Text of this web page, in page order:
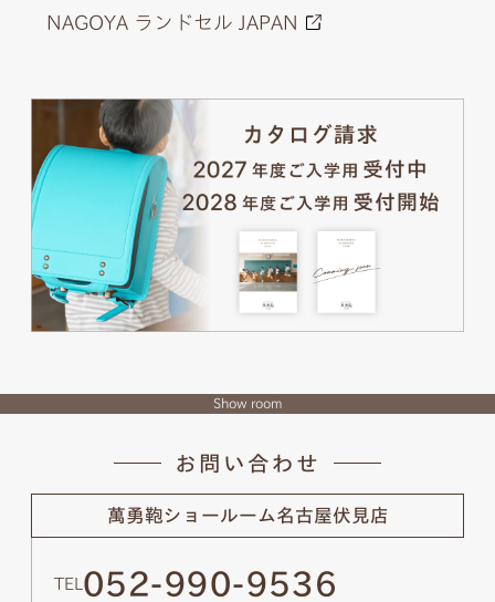
NAGOYA ランドセル JAPAN
Show room
お問い合わせ
萬勇鞄ショールーム名古屋伏見店
TEL 052-990-9536